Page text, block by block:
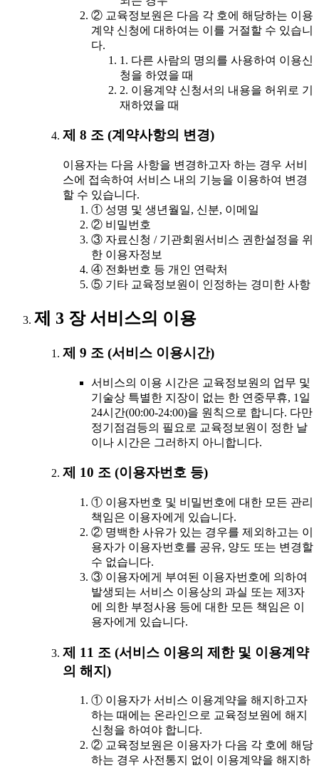
② 교육정보원은 다음 각 호에 해당하는 이용
계약 신청에 대하여는 이를 거절할 수 있습니
다.
1. 다른 사람의 명의를 사용하여 이용신
청을 하였을 때
2. 이용계약 신청서의 내용을 허위로 기
재하였을 때
제 8 조 (계약사항의 변경)
이용자는 다음 사항을 변경하고자 하는 경우 서비
스에 접속하여 서비스 내의 기능을 이용하여 변경
할 수 있습니다.
① 성명 및 생년월일, 신분, 이메일
② 비밀번호
③ 자료신청 / 기관회원서비스 권한설정을 위
한 이용자정보
④ 전화번호 등 개인 연락처
⑤ 기타 교육정보원이 인정하는 경미한 사항
제 3 장 서비스의 이용
제 9 조 (서비스 이용시간)
서비스의 이용 시간은 교육정보원의 업무 및
기술상 특별한 지장이 없는 한 연중무휴, 1일
24시간(00:00-24:00)을 원칙으로 합니다. 다만
정기점검등의 필요로 교육정보원이 정한 날
이나 시간은 그러하지 아니합니다.
제 10 조 (이용자번호 등)
① 이용자번호 및 비밀번호에 대한 모든 관리
책임은 이용자에게 있습니다.
② 명백한 사유가 있는 경우를 제외하고는 이
용자가 이용자번호를 공유, 양도 또는 변경할
수 없습니다.
③ 이용자에게 부여된 이용자번호에 의하여
발생되는 서비스 이용상의 과실 또는 제3자
에 의한 부정사용 등에 대한 모든 책임은 이
용자에게 있습니다.
제 11 조 (서비스 이용의 제한 및 이용계약
의 해지)
① 이용자가 서비스 이용계약을 해지하고자
하는 때에는 온라인으로 교육정보원에 해지
신청을 하여야 합니다.
② 교육정보원은 이용자가 다음 각 호에 해당
하는 경우 사전통지 없이 이용계약을 해지하